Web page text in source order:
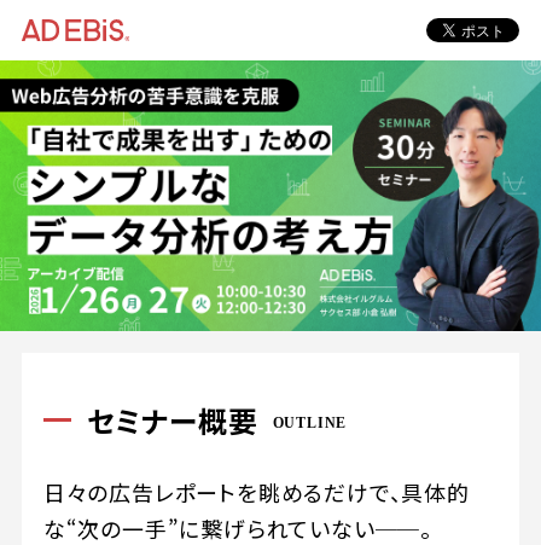
セミナー概要 OUTLINE
日々の広告レポートを眺めるだけで、具体的
な“次の一手”に繋げられていない──。